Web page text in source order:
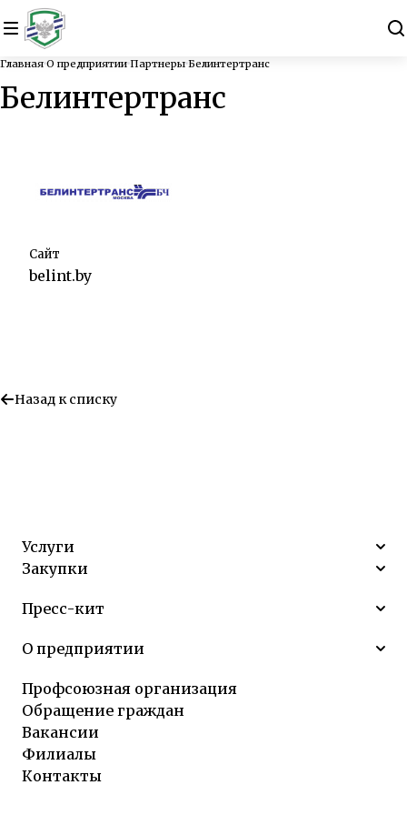
Главная О предприятии Партнеры Белинтертранс
Белинтертранс
Сайт
belint.by
Назад к списку
Услуги
Закупки
Пресс-кит
О предприятии
Профсоюзная организация
Обращение граждан
Вакансии
Филиалы
Контакты